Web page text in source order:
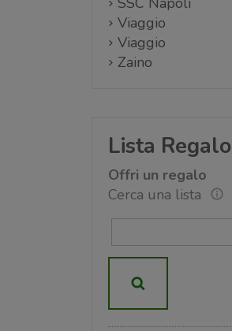
Viaggio
Viaggio
Zaino
Lista Regalo
Offri un regalo
Cerca una lista